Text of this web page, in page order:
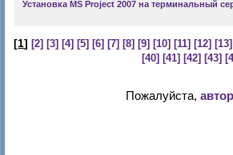
Установка MS Project 2007 на терминальный
[1] [2] [3] [4] [5] [6] [7] [8] [9] [10] [11] [12] [13]
[40] [41] [42] [43]
Пожалуйста,